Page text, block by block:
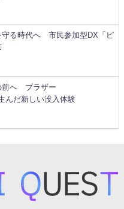
守る時代へ 市民参加型DX「ピ
前へ ブラザー
んだ新しい没入体験